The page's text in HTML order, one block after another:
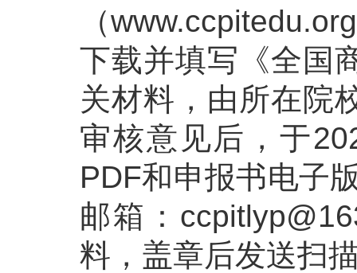
（
下载并填写《全国
关材料，由所在院
审核意见后，于
PDF和申报书电子
邮箱：
料，盖章后发送扫